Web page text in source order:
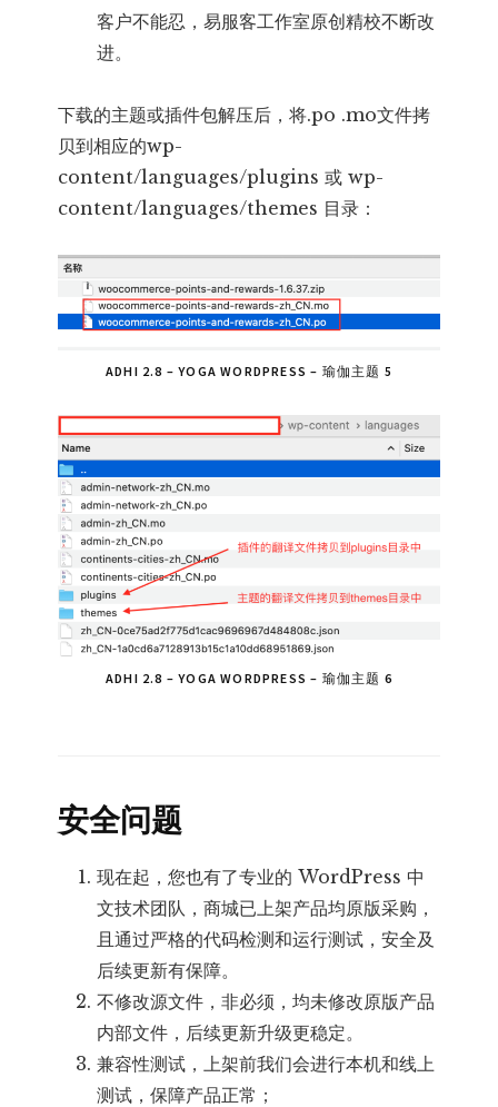
客户不能忍，易服客工作室原创精校不断改
进。
下载的主题或插件包解压后，将.po .mo文件拷
贝到相应的wp-
content/languages/plugins 或 wp-
content/languages/themes 目录：
ADHI 2.8 – YOGA WORDPRESS – 瑜伽主题 5
ADHI 2.8 – YOGA WORDPRESS – 瑜伽主题 6
安全问题
现在起，您也有了专业的 WordPress 中
文技术团队，商城已上架产品均原版采购，
且通过严格的代码检测和运行测试，安全及
后续更新有保障。
不修改源文件，非必须，均未修改原版产品
内部文件，后续更新升级更稳定。
兼容性测试，上架前我们会进行本机和线上
测试，保障产品正常；